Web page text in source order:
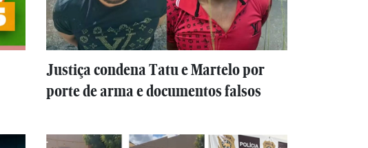
Justiça condena Tatu e Martelo por
porte de arma e documentos falsos